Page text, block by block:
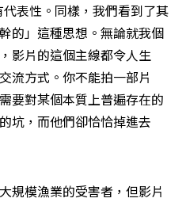
表性。同樣，我們看到了其
的」這種思想。無論就我個
影片的這個主線都令人生
流方式。你不能拍一部片
要對某個本質上普遍存在的
坑，而他們卻恰恰掉進去
規模漁業的受害者，但影片